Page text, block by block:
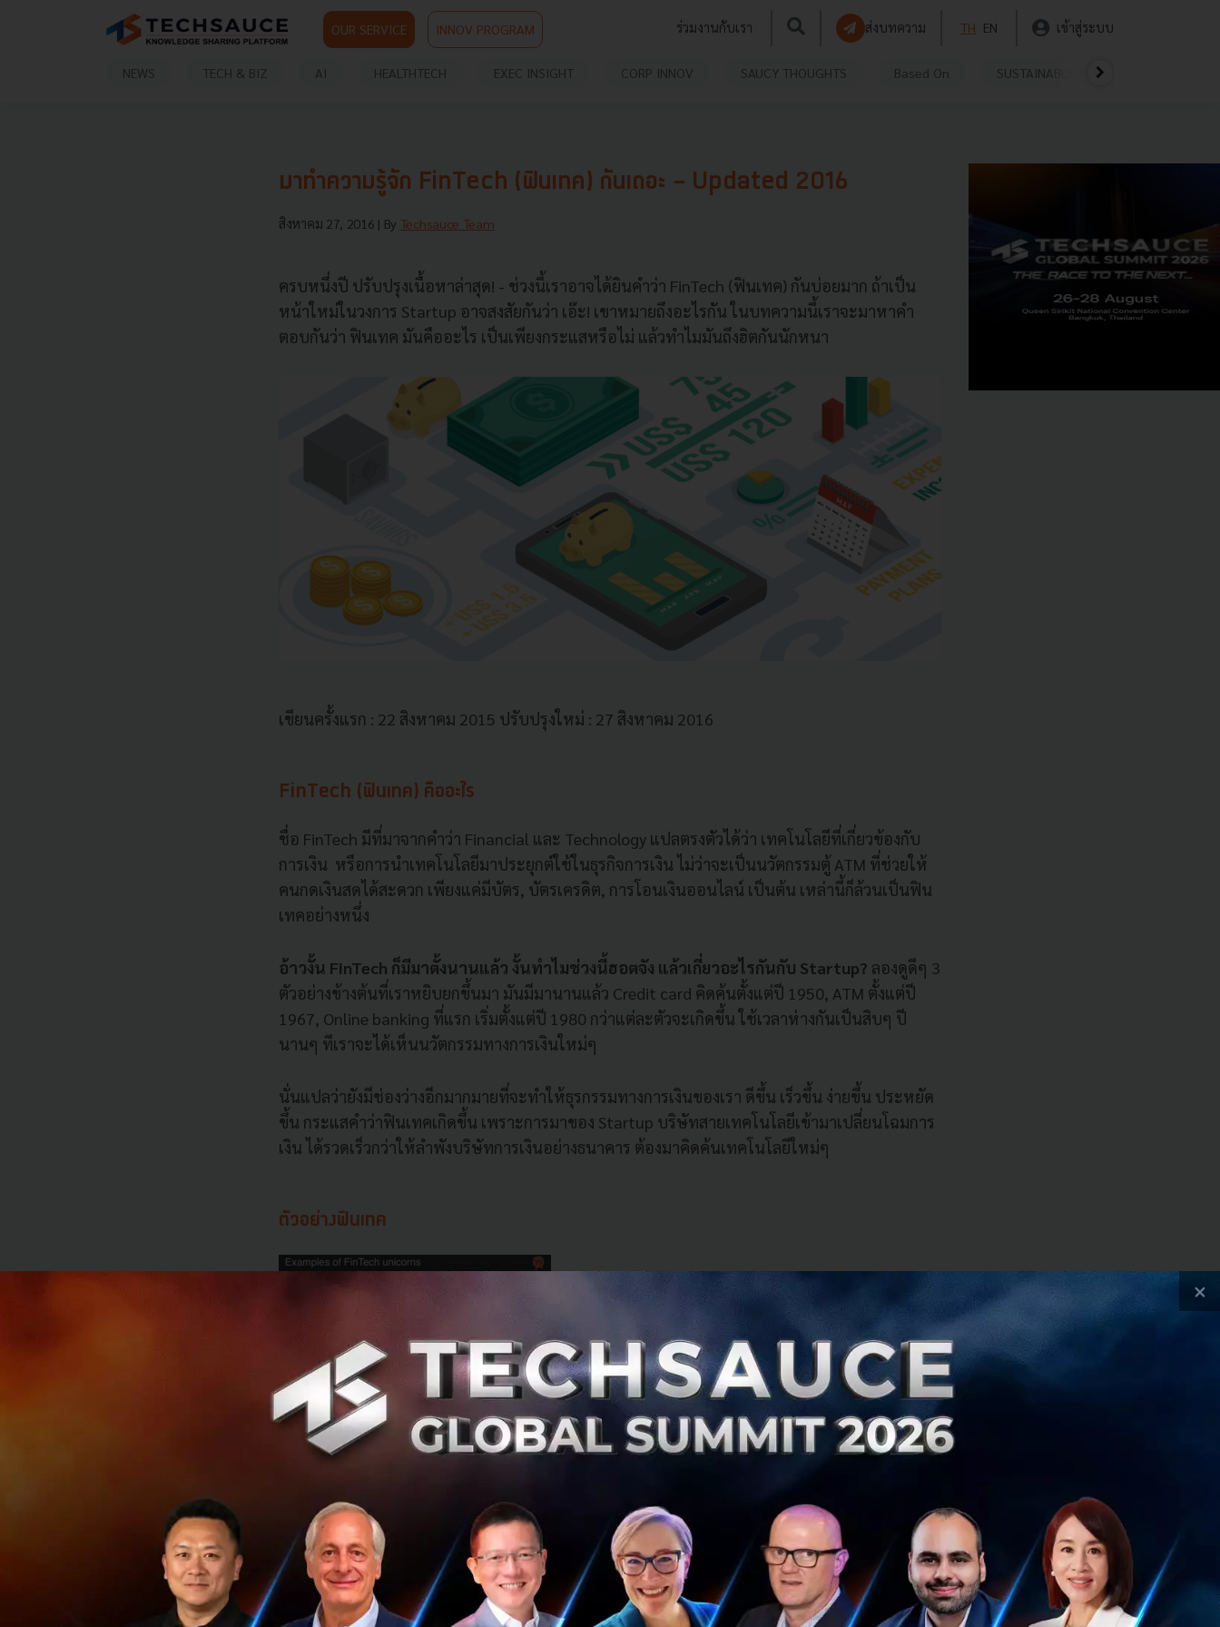
OUR SERVICE INNOV PROGRAM ร่วมงานกับเรา ส่งบทความ TH EN เข้าสู่ระบบ
NEWS TECH & BIZ AI HEALTHTECH EXEC INSIGHT CORP INNOV SAUCY THOUGHTS Based On SUSTAINABLE
มาทำความรู้จัก FinTech (ฟินเทค) กันเถอะ - Updated 2016
สิงหาคม 27, 2016 | By Techsauce Team
ครบหนึ่งปี ปรับปรุงเนื้อหาล่าสุด! - ช่วงนี้เราอาจได้ยินคำว่า FinTech (ฟินเทค) กันบ่อยมาก ถ้าเป็น
หน้าใหม่ในวงการ Startup อาจสงสัยกันว่า เอ๊ะ! เขาหมายถึงอะไรกัน ในบทความนี้เราจะมาหาคำ
ตอบกันว่า ฟินเทค มันคืออะไร เป็นเพียงกระแสหรือไม่ แล้วทำไมมันถึงฮิตกันนักหนา
เขียนครั้งแรก : 22 สิงหาคม 2015 ปรับปรุงใหม่ : 27 สิงหาคม 2016
FinTech (ฟินเทค) คืออะไร
ชื่อ FinTech มีที่มาจากคำว่า Financial และ Technology แปลตรงตัวได้ว่า เทคโนโลยีที่เกี่ยวข้องกับ
การเงิน หรือการนำเทคโนโลยีมาประยุกต์ใช้ในธุรกิจการเงิน ไม่ว่าจะเป็นนวัตกรรมตู้ ATM ที่ช่วยให้
คนกดเงินสดได้สะดวก เพียงแค่มีบัตร, บัตรเครดิต, การโอนเงินออนไลน์ เป็นต้น เหล่านี้ก็ล้วนเป็นฟิน
เทคอย่างหนึ่ง
อ้าวงั้น FinTech ก็มีมาตั้งนานแล้ว งั้นทำไมช่วงนี้ฮอตจัง แล้วเกี่ยวอะไรกันกับ Startup? ลองดูดีๆ 3
ตัวอย่างข้างต้นที่เราหยิบยกขึ้นมา มันมีมานานแล้ว Credit card คิดค้นตั้งแต่ปี 1950, ATM ตั้งแต่ปี
1967, Online banking ที่แรก เริ่มตั้งแต่ปี 1980 กว่าแต่ละตัวจะเกิดขึ้น ใช้เวลาห่างกันเป็นสิบๆ ปี
นานๆ ทีเราจะได้เห็นนวัตกรรมทางการเงินใหม่ๆ
นั่นแปลว่ายังมีช่องว่างอีกมากมายที่จะทำให้ธุรกรรมทางการเงินของเรา ดีขึ้น เร็วขึ้น ง่ายขึ้น ประหยัด
ขึ้น กระแสคำว่าฟินเทคเกิดขึ้น เพราะการมาของ Startup บริษัทสายเทคโนโลยีเข้ามาเปลี่ยนโฉมการ
เงิน ได้รวดเร็วกว่าให้ลำพังบริษัทการเงินอย่างธนาคาร ต้องมาคิดค้นเทคโนโลยีใหม่ๆ
ตัวอย่างฟินเทค
รูปภาพจาก รายงาน Thailand FinTech Startup Landscape 2016
ยกตัวอย่างเช่นTransferWiseเป็น Startup บริการการโอนเงินข้ามประเทศ ช่วยให้โอนเงินข้าม
ประเทศได้เร็วกว่า และค่าธรรมเนียมถูกกว่าใช้บริการเคาท์เตอร์ของสถาบันต่างๆ
×